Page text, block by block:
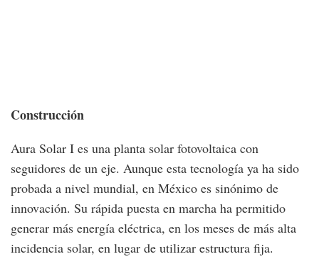
Construcción
Aura Solar I es una planta solar fotovoltaica con
seguidores de un eje. Aunque esta tecnología ya ha sido
probada a nivel mundial, en México es sinónimo de
innovación. Su rápida puesta en marcha ha permitido
generar más energía eléctrica, en los meses de más alta
incidencia solar, en lugar de utilizar estructura fija.